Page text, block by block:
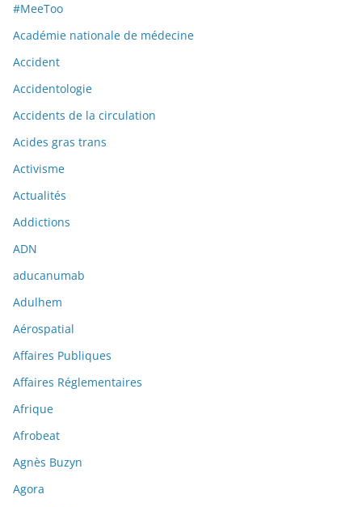
#MeeToo
Académie nationale de médecine
Accident
Accidentologie
Accidents de la circulation
Acides gras trans
Activisme
Actualités
Addictions
ADN
aducanumab
Adulhem
Aérospatial
Affaires Publiques
Affaires Réglementaires
Afrique
Afrobeat
Agnès Buzyn
Agora